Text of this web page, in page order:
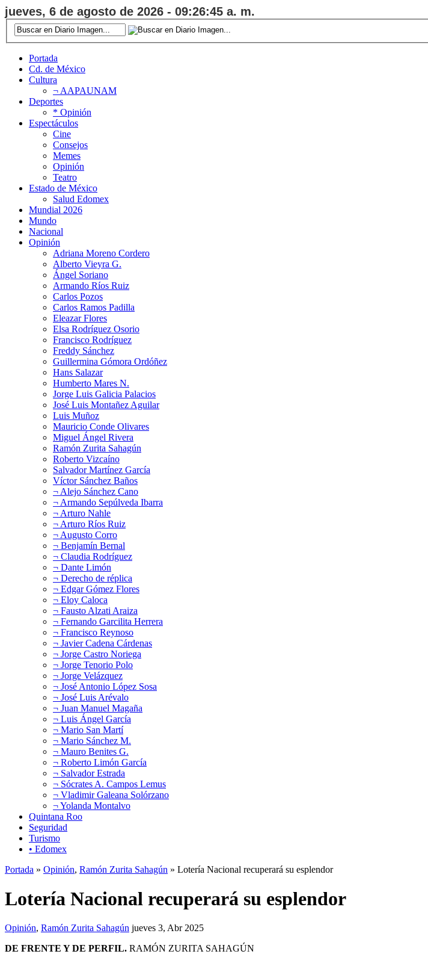
jueves, 6 de agosto de 2026 - 09:26:46 a. m.
Portada
Cd. de México
Cultura
¬ AAPAUNAM
Deportes
* Opinión
Espectáculos
Cine
Consejos
Memes
Opinión
Teatro
Estado de México
Salud Edomex
Mundial 2026
Mundo
Nacional
Opinión
Adriana Moreno Cordero
Alberto Vieyra G.
Ángel Soriano
Armando Ríos Ruiz
Carlos Pozos
Carlos Ramos Padilla
Eleazar Flores
Elsa Rodríguez Osorio
Francisco Rodríguez
Freddy Sánchez
Guillermina Gómora Ordóñez
Hans Salazar
Humberto Mares N.
Jorge Luis Galicia Palacios
José Luis Montañez Aguilar
Luis Muñoz
Mauricio Conde Olivares
Miguel Ángel Rivera
Ramón Zurita Sahagún
Roberto Vizcaíno
Salvador Martínez García
Víctor Sánchez Baños
¬ Alejo Sánchez Cano
¬ Armando Sepúlveda Ibarra
¬ Arturo Nahle
¬ Arturo Ríos Ruiz
¬ Augusto Corro
¬ Benjamín Bernal
¬ Claudia Rodríguez
¬ Dante Limón
¬ Derecho de réplica
¬ Edgar Gómez Flores
¬ Eloy Caloca
¬ Fausto Alzati Araiza
¬ Fernando Garcilita Herrera
¬ Francisco Reynoso
¬ Javier Cadena Cárdenas
¬ Jorge Castro Noriega
¬ Jorge Tenorio Polo
¬ Jorge Velázquez
¬ José Antonio López Sosa
¬ José Luis Arévalo
¬ Juan Manuel Magaña
¬ Luis Ángel García
¬ Mario San Martí
¬ Mario Sánchez M.
¬ Mauro Benites G.
¬ Roberto Limón García
¬ Salvador Estrada
¬ Sócrates A. Campos Lemus
¬ Vladimir Galeana Solórzano
¬ Yolanda Montalvo
Quintana Roo
Seguridad
Turismo
• Edomex
Portada » Opinión, Ramón Zurita Sahagún » Lotería Nacional recuperará su esplendor
Lotería Nacional recuperará su esplendor
Opinión, Ramón Zurita Sahagún jueves 3, Abr 2025
DE FRENTE Y DE PERFIL. RAMÓN ZURITA SAHAGÚN